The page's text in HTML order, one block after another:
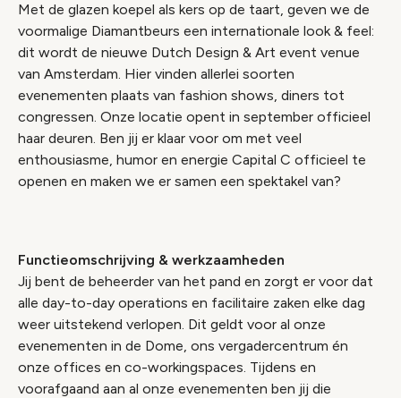
Met de glazen koepel als kers op de taart, geven we de
voormalige Diamantbeurs een internationale look & feel:
dit wordt de nieuwe Dutch Design & Art event venue
van Amsterdam. Hier vinden allerlei soorten
evenementen plaats van fashion shows, diners tot
congressen. Onze locatie opent in september officieel
haar deuren. Ben jij er klaar voor om met veel
enthousiasme, humor en energie Capital C officieel te
openen en maken we er samen een spektakel van?
Functieomschrijving & werkzaamheden
Jij bent de beheerder van het pand en zorgt er voor dat
alle day-to-day operations en facilitaire zaken elke dag
weer uitstekend verlopen. Dit geldt voor al onze
evenementen in de Dome, ons vergadercentrum én
onze offices en co-workingspaces. Tijdens en
voorafgaand aan al onze evenementen ben jij die